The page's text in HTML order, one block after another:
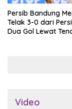
Persib Bandung
Telak 3-0 dari
Dua Gol Lewat
Video